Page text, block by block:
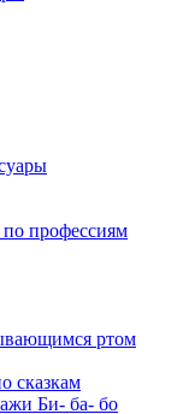
профессиям
ртом
сказкам
Би- ба- бо